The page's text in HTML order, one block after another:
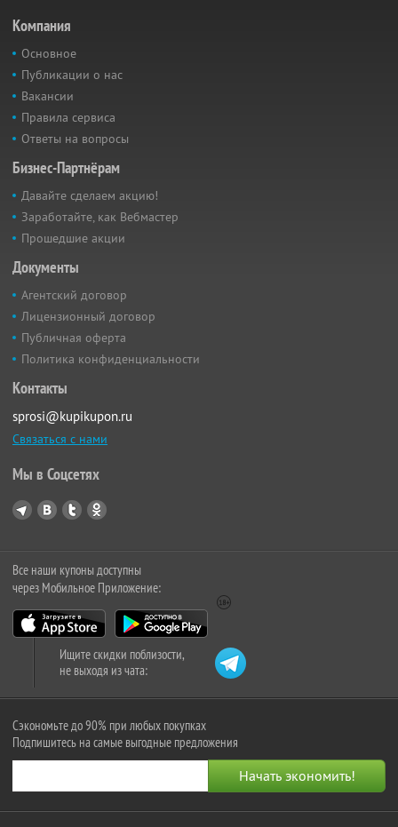
Компания
Основное
Публикации о нас
Вакансии
Правила сервиса
Ответы на вопросы
Бизнес-Партнёрам
Давайте сделаем акцию!
Заработайте, как Вебмастер
Прошедшие акции
Документы
Агентский договор
Лицензионный договор
Публичная оферта
Политика конфиденциальности
Контакты
sprosi@kupikupon.ru
Связаться с нами
Мы в Соцсетях
Все наши купоны доступны
через Мобильное Приложение:
Ищите скидки поблизости,
не выходя из чата:
Сэкономьте до 90% при любых покупках
Подпишитесь на самые выгодные предложения